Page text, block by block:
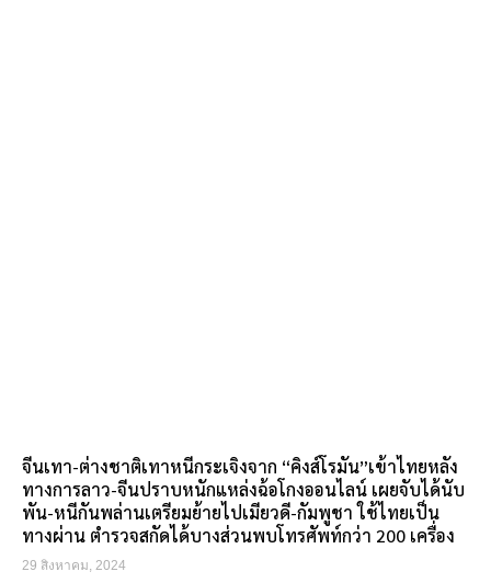
จีนเทา-ต่างชาติเทาหนีกระเจิงจาก “คิงส์โรมัน”เข้าไทยหลัง
ทางการลาว-จีนปราบหนักแหล่งฉ้อโกงออนไลน์ เผยจับได้นับ
พัน-หนีกันพล่านเตรียมย้ายไปเมียวดี-กัมพูชา ใช้ไทยเป็น
ทางผ่าน ตำรวจสกัดได้บางส่วนพบโทรศัพท์กว่า 200 เครื่อง
29 สิงหาคม, 2024